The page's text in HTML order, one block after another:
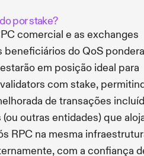
por stake?
comercial e as exchanges
do QoS
em posição ideal para
com stake,
de transações
outras entidades) que
RPC na mesma
com a confiança